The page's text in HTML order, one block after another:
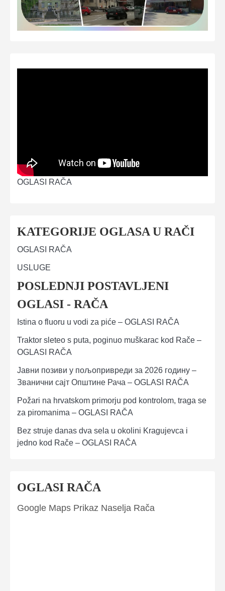
OGLASI RAČA
KATEGORIJE OGLASA U RAČI
OGLASI RAČA
USLUGE
POSLEDNJI POSTAVLJENI
OGLASI - RAČA
Istina o fluoru u vodi za piće – OGLASI RAČA
Traktor sleteo s puta, poginuo muškarac kod Rače –
OGLASI RAČA
Јавни позиви у пољопривреди за 2026 годину –
Званични сајт Општине Рача – OGLASI RAČA
Požari na hrvatskom primorju pod kontrolom, traga se
za piromanima – OGLASI RAČA
Bez struje danas dva sela u okolini Kragujevca i
jedno kod Rače – OGLASI RAČA
OGLASI RAČA
Google Maps Prikaz Naselja Rača